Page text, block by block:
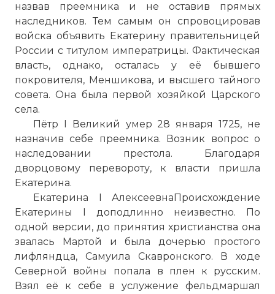
назвав преемника и не оставив прямых
наследников. Тем самым он спровоцировав
войска объявить Екатерину правительницей
России с титулом императрицы. Фактическая
власть, однако, осталась у её бывшего
покровителя, Меншикова, и высшего тайного
совета. Она была первой хозяйкой Царского
села.
Пётр I Великий умер 28 января 1725, не
назначив себе преемника. Возник вопрос о
наследовании престола. Благодаря
дворцовому перевороту, к власти пришла
Екатерина.
Екатерина I АлексеевнаПроисхождение
Екатерины I доподлинно неизвестно. По
одной версии, до принятия христианства она
звалась Мартой и была дочерью простого
лифляндца, Самуила Скавронского. В ходе
Северной войны попала в плен к русским.
Взял её к себе в услужение фельдмаршал